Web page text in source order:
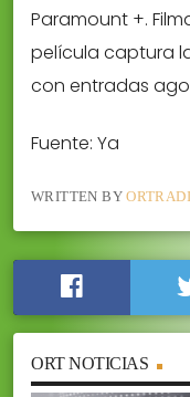
Paramount +.
película captura
con entradas
Fuente: Ya
WRITTEN BY
ORT NOTICIAS